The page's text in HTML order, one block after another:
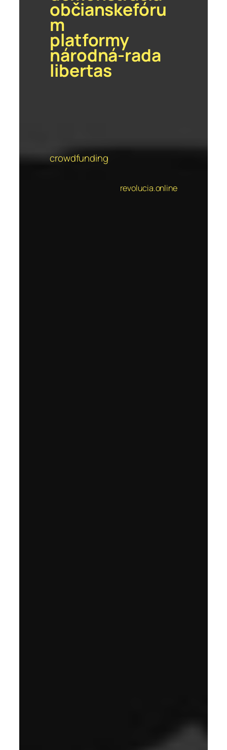
občianskefóru
m
platformy
národná-rada
libertas
crowdfunding
revolucia.online